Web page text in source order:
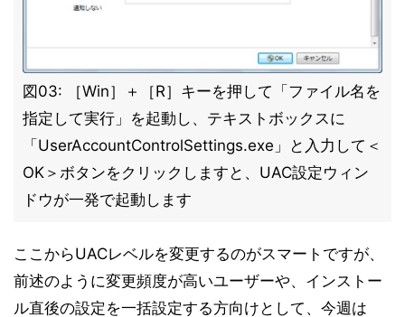
図03: ［Win］＋［R］キーを押して「ファイル名を
指定して実行」を起動し、テキストボックスに
「UserAccountControlSettings.exe」と入力して＜
OK＞ボタンをクリックしますと、UAC設定ウィン
ドウが一発で起動します
ここからUACレベルを変更するのがスマートですが、
前述のように変更頻度が高いユーザーや、インストー
ル直後の設定を一括設定する方向けとして、今週は